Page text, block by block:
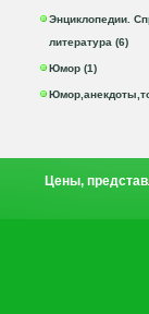
Энциклопедии.
литература (6)
Юмор (1)
Цены,